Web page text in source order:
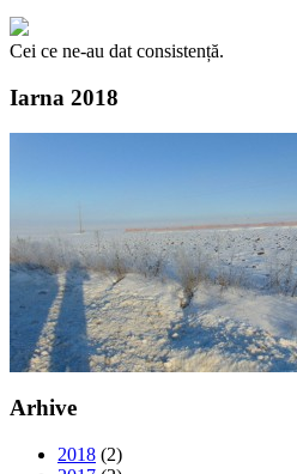
Cei ce ne-au dat consistență.
Iarna 2018
Arhive
2018 (2)